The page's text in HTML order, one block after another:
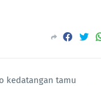
kedatangan tamu